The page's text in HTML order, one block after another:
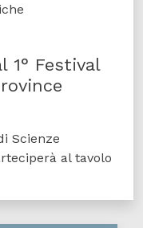
1° Festival
Scienze
al tavolo